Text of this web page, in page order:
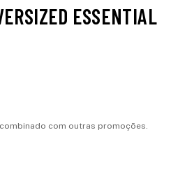
ESSENTIAL
com outras promoções.